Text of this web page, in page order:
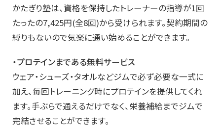
かたぎり塾は、資格を保持したトレーナーの指導が1回
たったの7,425円(全8回)から受けられます。契約期間の
縛りもないので気楽に通い始めることができます。
・プロテインまである無料サービス
ウェア・シューズ・タオルなどジムで必ず必要な一式に
加え、毎回トレーニング時にプロテインを提供してくれ
ます。手ぶらで通えるだけでなく、栄養補給までジムで
完結させることができます。